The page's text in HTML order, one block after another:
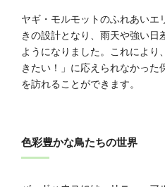
ヤギ・モルモットのふれあい
きの設計となり、雨天や強い日
ようになりました。これによ
きたい！」に応えられなかっ
を訪れることができます。
色彩豊かな鳥たちの世界